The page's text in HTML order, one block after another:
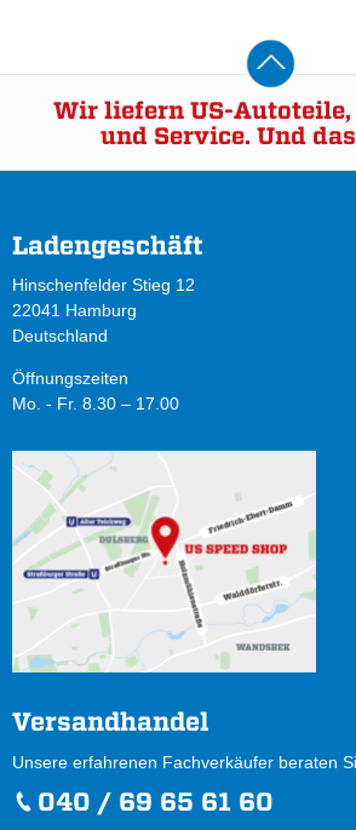
Wir liefern US-
und Service. Und
Ladengeschäft
Hinschenfelder Stieg 12
22041 Hamburg
Deutschland
Öffnungszeiten
Mo. - Fr. 8.30 – 17.00
Versandhandel
Unsere erfahrenen Fachverkäufer beraten
040 / 69 65 61 60